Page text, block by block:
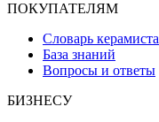
ПОКУПАТЕЛЯМ
Словарь керамиста
База знаний
Вопросы и ответы
БИЗНЕСУ